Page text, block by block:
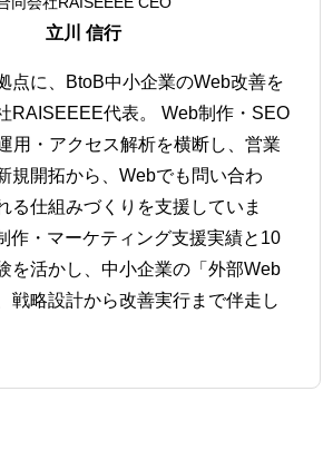
立川 信行
点に、BtoB中小企業のWeb改善を
RAISEEEE代表。 Web制作・SEO
用・アクセス解析を横断し、営業
規開拓から、Webでも問い合わ
る仕組みづくりを支援していま
作・マーケティング支援実績と10
を活かし、中小企業の「外部Web
戦略設計から改善実行まで伴走し